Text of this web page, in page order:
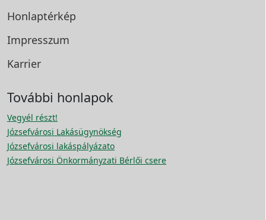
Honlaptérkép
Impresszum
Karrier
További honlapok
Vegyél részt!
Józsefvárosi Lakásügynökség
Józsefvárosi lakáspályázato
Józsefvárosi Önkormányzati Bérlői csere